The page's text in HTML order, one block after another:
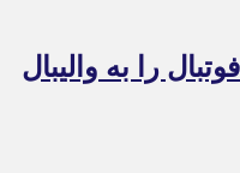
را به والیبال